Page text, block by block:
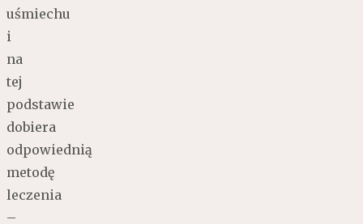
uśmiechu
i
na
tej
podstawie
dobiera
odpowiednią
metodę
leczenia
–